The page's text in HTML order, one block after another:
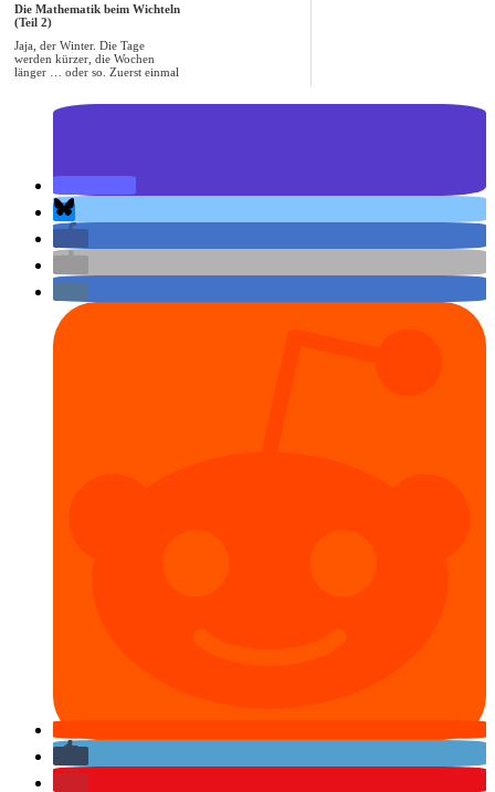
Die Mathematik beim Wichteln
(Teil 2)
Jaja, der Winter. Die Tage
werden kürzer, die Wochen
länger … oder so. Zuerst einmal